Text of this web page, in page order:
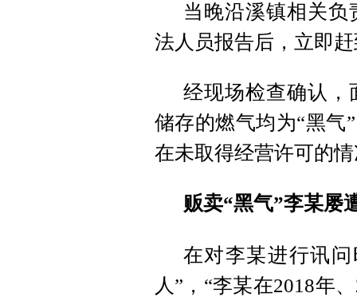
当晚沿溪镇相关
法人员报告后，立即
经现场检查确认，
储存的燃气均为“黑气
在未取得经营许可的
贩卖“黑气”李某屡
在对李某进行讯
人”，“李某在2018年